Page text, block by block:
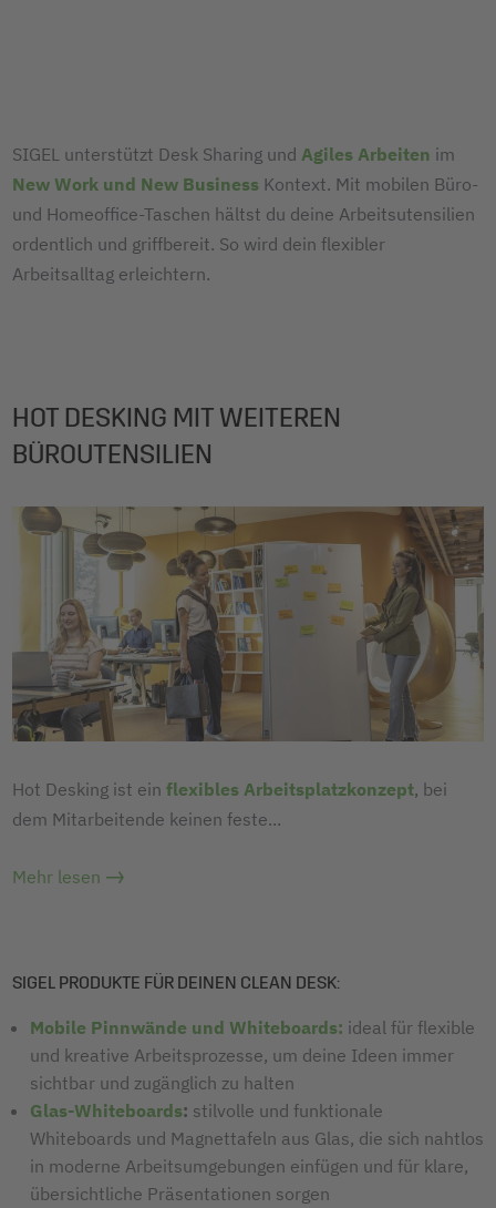
SIGEL unterstützt Desk Sharing und Agiles Arbeiten im
New Work und New Business Kontext. Mit mobilen Büro-
und Homeoffice-Taschen hältst du deine Arbeitsutensilien
ordentlich und griffbereit. So wird dein flexibler
Arbeitsalltag erleichtern.
HOT DESKING MIT WEITEREN
BÜROUTENSILIEN
Hot Desking ist ein flexibles Arbeitsplatzkonzept, bei
dem Mitarbeitende keinen feste...
Mehr lesen
SIGEL PRODUKTE FÜR DEINEN CLEAN DESK:
Mobile Pinnwände und Whiteboards: ideal für flexible
und kreative Arbeitsprozesse, um deine Ideen immer
sichtbar und zugänglich zu halten
Glas-Whiteboards: stilvolle und funktionale
Whiteboards und Magnettafeln aus Glas, die sich nahtlos
in moderne Arbeitsumgebungen einfügen und für klare,
übersichtliche Präsentationen sorgen